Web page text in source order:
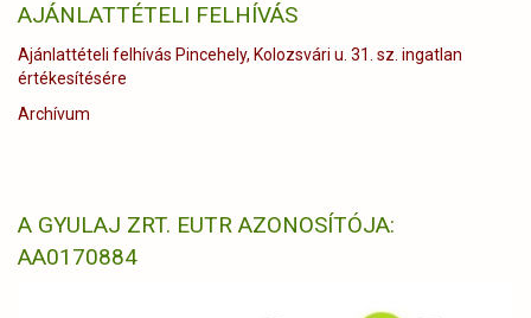
AJÁNLATTÉTELI FELHÍVÁS
Ajánlattételi felhívás Pincehely, Kolozsvári u. 31. sz. ingatlan
értékesítésére
Archívum
A GYULAJ ZRT. EUTR AZONOSÍTÓJA:
AA0170884